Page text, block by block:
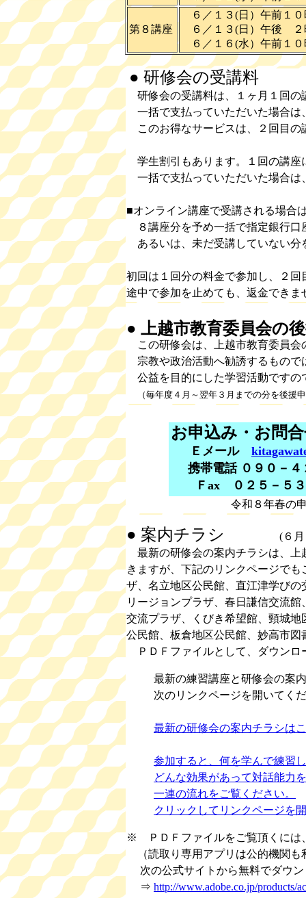
第８講座
６／１３(日）午前１０
６／１３(日）午後 ２
６／１６(水）午前１０
● 研修会の受講料
研修会の受講料は、１ヶ月１回の
一括で支払っていただいた場合は
このお得なサービスは、２回目の
学生割引もあります。１回の講座
一括で支払っていただいた場合は
■オンライン講座で受講される場合
８講座分を予め一括で指定銀行口
あるいは、未だ受講していない分
初回は１回分の料金で参加し、２
途中で参加を止めても、返金でき
● 上越市教育委員会の
この研修会は、上越市教育委員会
宗教や政治活動へ勧誘するもので
公益を目的にした学習活動ですの
（毎年度４月～翌年３月までの分を後援
お申込み・お問
Ｅメール
携帯電話 ０９０－
Ｆax ０２５－５
令和８年春の
● 案内チラシ
(６月２
最新の研修会の案内チラシは、上
きますが、下記のリンクページで
ザ、名立地区公民館、直江津学び
リージョンプラザ、春日謙信交流
交流プラザ、くびき希望館、頸城
公民館、板倉地区公民館、妙高市
ＰＤＦファイルとして、ダウンロ
最新の練習講座と研修会の案
次のリンクページを開いてく
最新の研修会の案内チラシは
参加すると、何を学んで練習
どんな効果があって対話能力
一連の流れをご覧ください。
クリックしてリンクページを
※ ＰＤＦファイルをご覧頂くには
（読取り専用アプリは公的機関も
次の公式サイトから無料でダウン
⇒ http://www.adobe.co.jp/products/